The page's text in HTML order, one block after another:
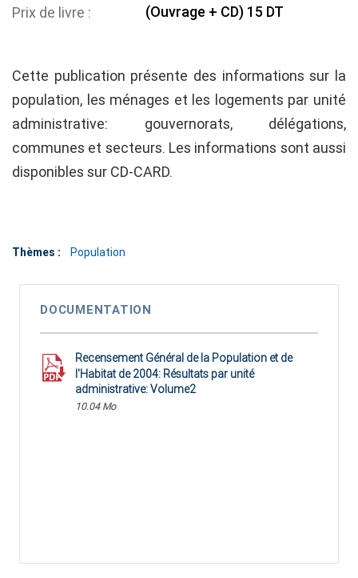
Prix de livre
(Ouvrage + CD) 15 DT
Cette publication présente des informations sur la
population, les ménages et les logements par unité
administrative: gouvernorats, délégations,
communes et secteurs. Les informations sont aussi
disponibles sur CD-CARD.
Thèmes : Population
DOCUMENTATION
Recensement Général de la Population et de
l'Habitat de 2004: Résultats par unité
administrative: Volume2
10.04 Mo